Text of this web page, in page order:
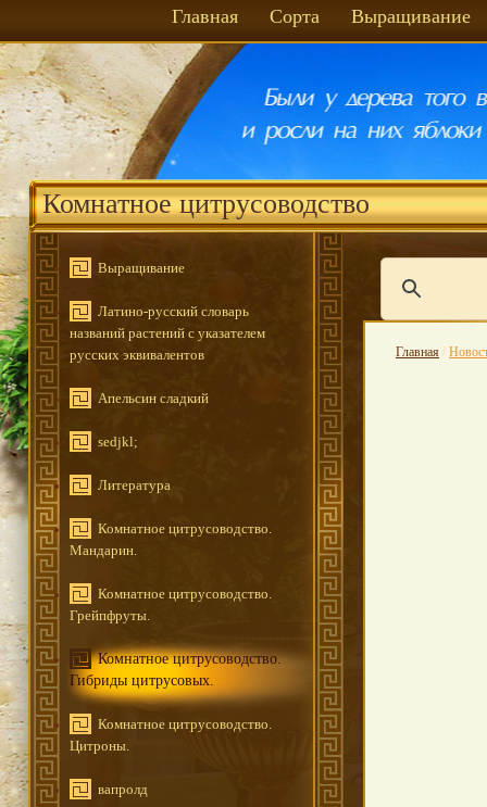
Главная Сорта Выращивание
Комнатное цитрусоводство
Выращивание
Латино-русский словарь
названий растений с указателем
русских эквивалентов
Апельсин сладкий
sedjkl;
Литература
Комнатное цитрусоводство.
Мандарин.
Комнатное цитрусоводство.
Грейпфруты.
Комнатное цитрусоводство.
Гибриды цитрусовых.
Комнатное цитрусоводство.
Цитроны.
вапролд
Главная /